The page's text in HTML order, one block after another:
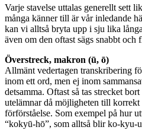
Varje stavelse uttalas generellt sett
många känner till är vår inledande
kan vi alltså bryta upp i sju lika
även om den oftast sägs snabbt och
Överstreck, makron (ū, ō)
Allmänt vedertagen transkribering
inom ett ord, men ej inom
detsamma. Oftast så tas strecket
utelämnar då möjligheten till korrekt
förförståelse. Som exempel på hur
“kokyū-hō”, som alltså blir ko-kyu-